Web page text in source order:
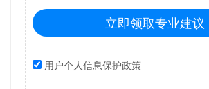
立即领取专业建议
用户个人信息保护政策